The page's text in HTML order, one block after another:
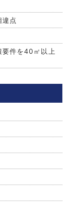
点
件を40㎡以上